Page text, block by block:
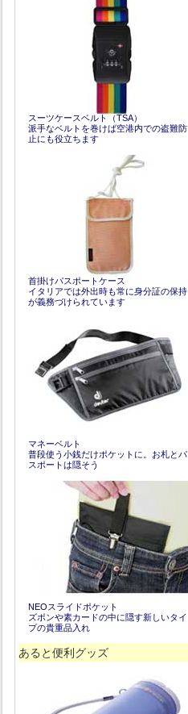
スーツケースベルト（TSA）
派手なベルトを巻けば空港内での盗難防
止にも役立ちます
首掛けパスポートケース
イタリアでは外出時も常に身分証の保持
が義務づけられています
マネーベルト
普段使う小銭だけポケットに。お札とパ
スポートは隠そう
NEOスライドポケット
ズボンや素カードの中に隠す新しいタイ
プの貴重品入れ
あると便利グッズ